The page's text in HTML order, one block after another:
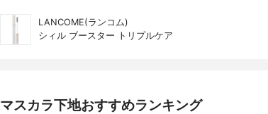
LANCOME(ランコム)
シィル ブースター トリプルケア
マスカラ下地おすすめランキング